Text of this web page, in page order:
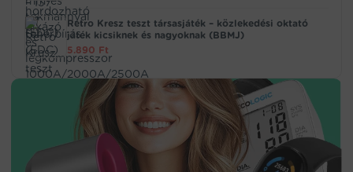
Retro Kresz teszt társasjáték – közlekedési oktató
játék kicsiknek és nagyoknak (BBMJ)
5.890 Ft